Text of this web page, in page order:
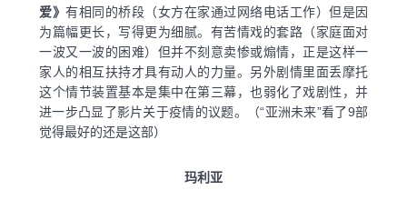
爱》 有相同的桥段（女方在家通过网络电话工作）但是因
为篇幅更长，写得更为细腻。有苦情戏的套路（家庭面对
一波又一波的困难）但并不刻意卖惨或煽情，正是这样一
家人的相互扶持才具有动人的力量。另外剧情里面丢摩托
这个情节装置基本是集中在第三幕，也弱化了戏剧性，并
进一步凸显了影片关于疫情的议题。（“亚洲未来”看了9部
觉得最好的还是这部）
玛利亚